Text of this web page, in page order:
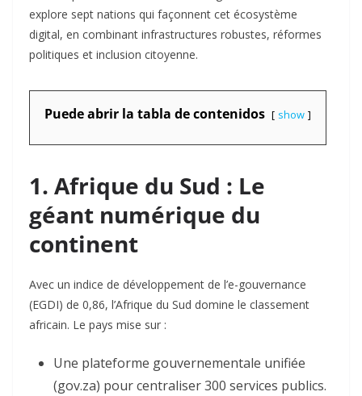
explore sept nations qui façonnent cet écosystème
digital, en combinant infrastructures robustes, réformes
politiques et inclusion citoyenne.
Puede abrir la tabla de contenidos show
1. Afrique du Sud : Le
géant numérique du
continent
Avec un indice de développement de l’e-gouvernance
(EGDI) de 0,86, l’Afrique du Sud domine le classement
africain. Le pays mise sur :
Une plateforme gouvernementale unifiée
(gov.za) pour centraliser 300 services publics.